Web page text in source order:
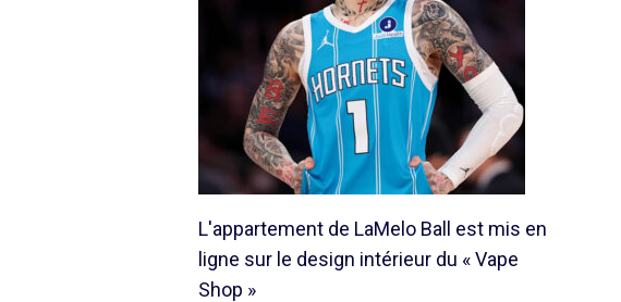
L'appartement de LaMelo Ball est mis en
ligne sur le design intérieur du « Vape
Shop »